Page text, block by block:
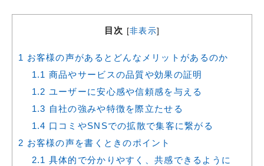
目次 [非表示]
1 お客様の声があるとどんなメリットがあるのか
1.1 商品やサービスの品質や効果の証明
1.2 ユーザーに安心感や信頼感を与える
1.3 自社の強みや特徴を際立たせる
1.4 口コミやSNSでの拡散で集客に繋がる
2 お客様の声を書くときのポイント
2.1 具体的で分かりやすく、共感できるように